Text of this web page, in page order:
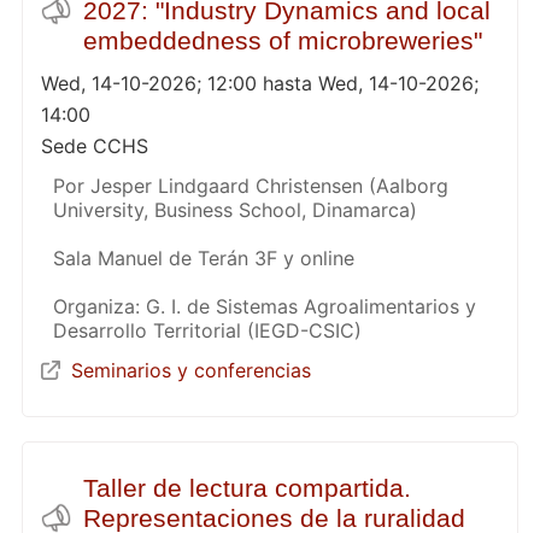
2027: "Industry Dynamics and local
embeddedness of microbreweries"
Wed, 14-10-2026; 12:00 hasta Wed, 14-10-2026;
14:00
Sede CCHS
Por Jesper Lindgaard Christensen (Aalborg
University, Business School, Dinamarca)
Sala Manuel de Terán 3F y online
Organiza: G. I. de Sistemas Agroalimentarios y
Desarrollo Territorial (IEGD-CSIC)
Seminarios y conferencias
Taller de lectura compartida.
Representaciones de la ruralidad